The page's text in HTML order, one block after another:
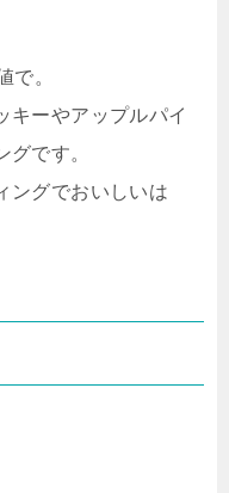
で。
キーやアップルパイ
です。
ングでおいしいは